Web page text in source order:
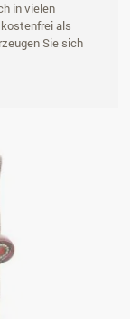
in vielen
als
Sie sich